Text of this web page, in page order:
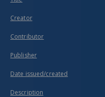
Creator
Contributor
Publisher
Date issued/created
Description